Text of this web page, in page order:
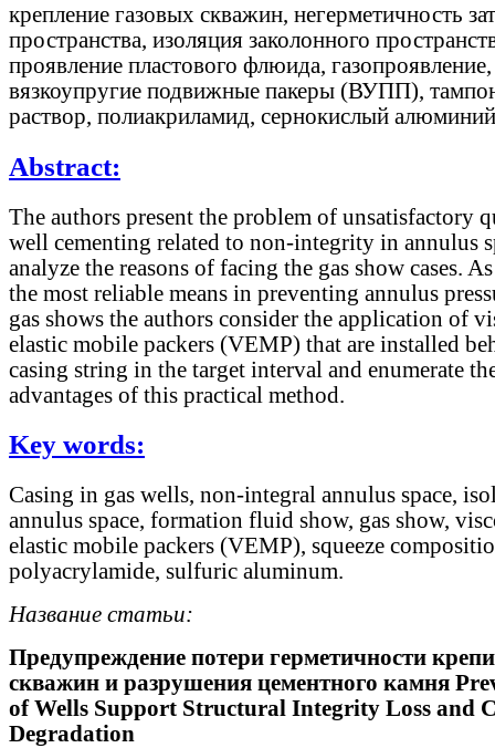
крепление газовых скважин, негерметичность
пространства, изоляция заколонного
проявление пластового флюида, газопроявление,
вязкоупругие подвижные пакеры (ВУПП),
раствор, полиакриламид, сернокислый
Abstract:
The authors present the problem of unsatisfactory
well cementing related to non-integrity in annulus
analyze the reasons of facing the gas show cases.
the most reliable means in preventing annulus
gas shows the authors consider the application of
elastic mobile packers (VEMP) that are installed
casing string in the target interval and enumerate
advantages of this practical method.
Key words:
Casing in gas wells, non-integral annulus space,
annulus space, formation fluid show, gas show,
elastic mobile packers (VEMP), squeeze
polyacrylamide, sulfuric aluminum.
Название статьи:
Предупреждение потери герметичности крепи
скважин и разрушения цементного камня
of Wells Support Structural Integrity Loss and
Degradation